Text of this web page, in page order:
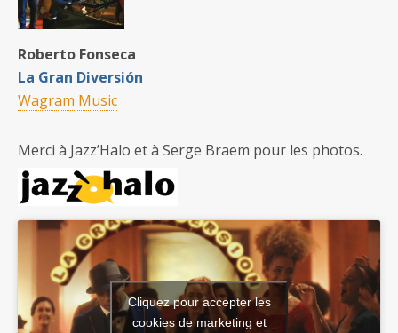
Roberto Fonseca
La Gran Diversión
Wagram Music
Merci à Jazz’Halo et à Serge Braem pour les photos.
Cliquez pour accepter les
cookies de marketing et